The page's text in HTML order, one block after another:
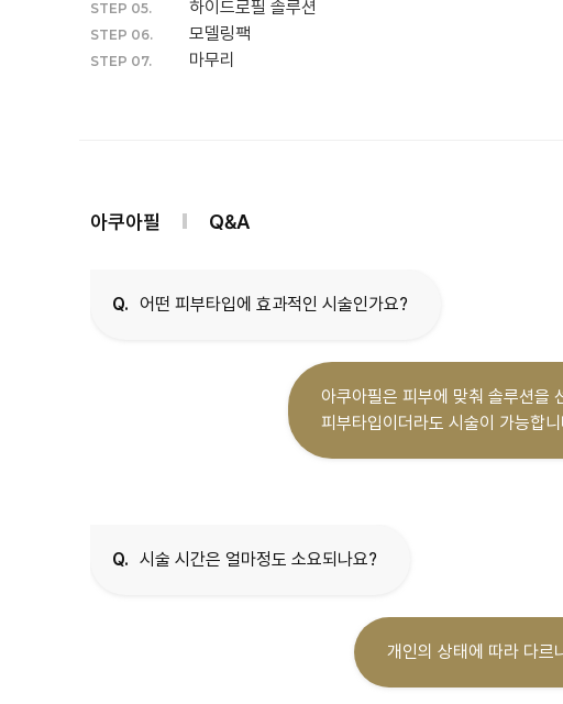
STEP 05. 하이드로필 솔루션
STEP 06. 모델링팩
STEP 07. 마무리
아쿠아필 Q&A
Q. 어떤 피부타입에 효과적인 시술인가요?
아쿠아필은 피부에 맞춰 솔루션을
Q. 시술 시간은 얼마정도 소요되나요?
개인의 상태에 따라 다